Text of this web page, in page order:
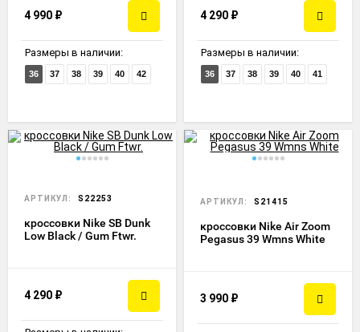
4 990 ₽
Размеры в наличии:
36 37 38 39 40 42
4 290 ₽
Размеры в наличии:
36 37 38 39 40 41
АРТИКУЛ: S22253
кроссовки Nike SB Dunk
Low Black / Gum Ftwr.
4 290 ₽
АРТИКУЛ: S21415
кроссовки Nike Air Zoom
Pegasus 39 Wmns White
3 990 ₽